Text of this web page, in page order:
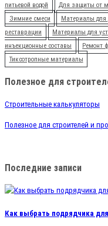
питьевой водой
Для защиты от
Зимние смеси
Материалы
реставрации
Материалы для
инъекционные составы
Ремонт
Тиксотропные материалы
Полезное для
Строительные калькуляторы
Полезное для строителей и
Последние записи
Как выбрать подрядчика